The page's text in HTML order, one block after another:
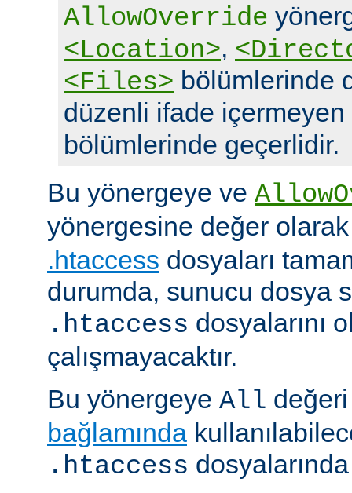
AllowOverride
<Location>,
<Files> bölümlerinde
düzenli ifade içermeyen
bölümlerinde geçerlidir.
Bu yönergeye ve
yönergesine değer
.htaccess dosyaları
durumda, sunucu dosya
.htaccess dosyalarını
çalışmayacaktır.
Bu yönergeye All
bağlamında
.htaccess